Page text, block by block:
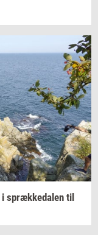
i spræk­ke­da­len til